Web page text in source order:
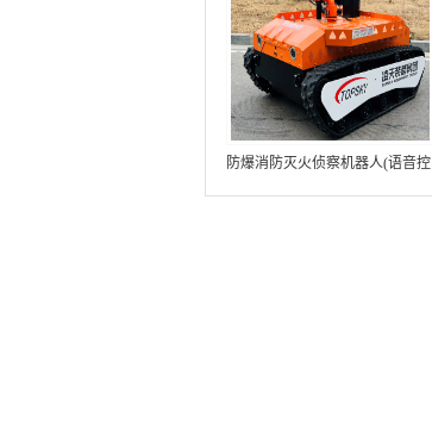
防爆消防灭火侦察机器人(语音控
制+跟随功能+5G控制+水炮跟踪